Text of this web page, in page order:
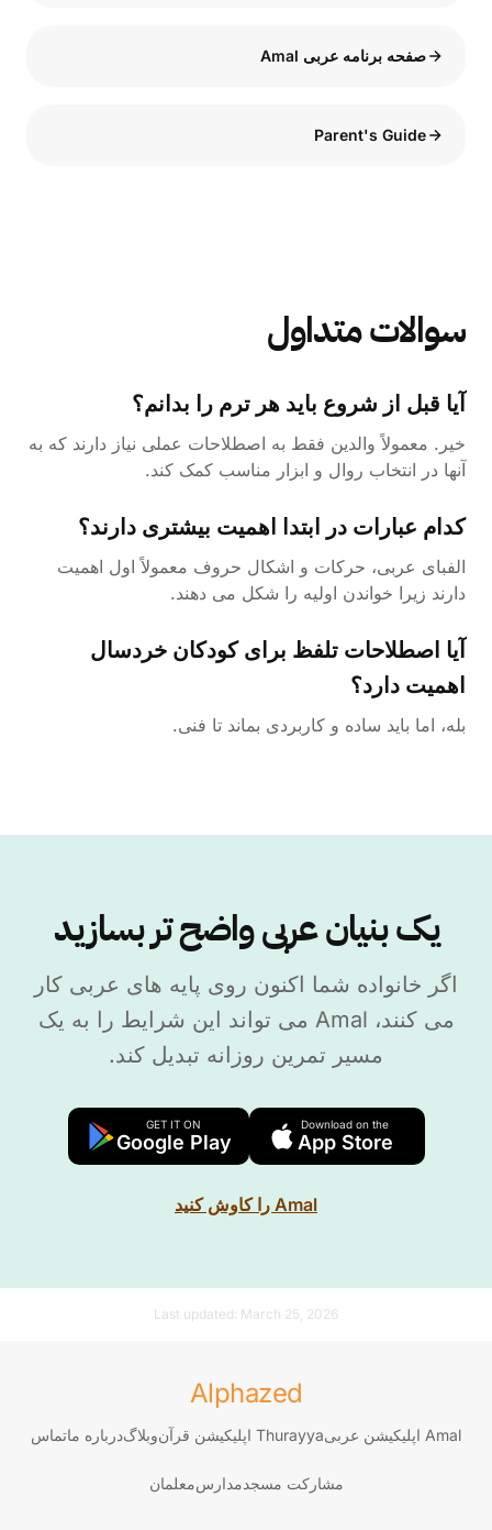
صفحه برنامه عربی Amal
Parent's Guide
سوالات متداول
آیا قبل از شروع باید هر ترم را بدانم؟
خیر. معمولاً والدین فقط به اصطلاحات عملی نیاز دارند که به
آنها در انتخاب روال و ابزار مناسب کمک کند.
کدام عبارات در ابتدا اهمیت بیشتری دارند؟
الفبای عربی، حرکات و اشکال حروف معمولاً اول اهمیت
دارند زیرا خواندن اولیه را شکل می دهند.
آیا اصطلاحات تلفظ برای کودکان خردسال
اهمیت دارد؟
بله، اما باید ساده و کاربردی بماند تا فنی.
یک بنیان عربی واضح تر بسازید
اگر خانواده شما اکنون روی پایه های عربی کار
می کنند، Amal می تواند این شرایط را به یک
مسیر تمرین روزانه تبدیل کند.
Download on the
App Store
GET IT ON
Google Play
Amal را کاوش کنید
Last updated: March 25, 2026
Alphazed
Amal اپلیکیشن عربی Thurayya اپلیکیشن قرآن وبلاگدرباره ماتماس
مشارکت مسجدمدارسمعلمان